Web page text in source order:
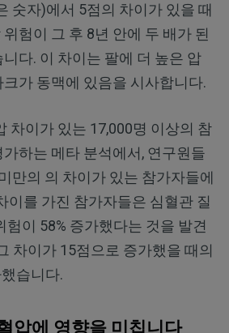
숫자)에서 5점의 차이가 있을 때
험이 그 후 8년 안에 두 배가 된
다. 이 차이는 팔에 더 높은 압
가 동맥에 있음을 시사합니다.
차이가 있는 17,000명 이상의 참
하는 메타 분석에서, 연구원들
만의 의 차이가 있는 참가자들에
이를 가진 참가자들은 심혈관 질
험이 58% 증가했다는 것을 발견
차이가 15점으로 증가했을 때의
습니다.
압에 영향을 미칩니다